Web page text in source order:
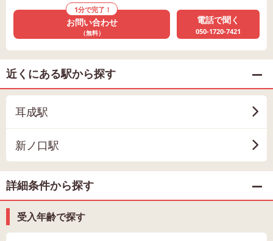
1分で完了！
お問い合わせ
（無料）
電話で聞く
050-1720-7421
近くにある駅から探す
耳成駅
新ノ口駅
詳細条件から探す
受入年齢で探す